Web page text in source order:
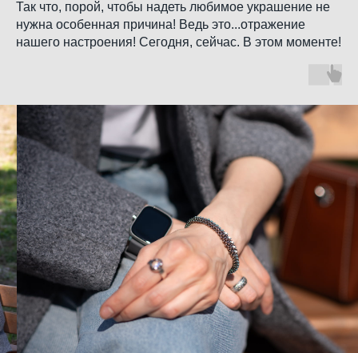
Так что, порой, чтобы надеть любимое украшение не
нужна особенная причина! Ведь это...отражение
нашего настроения! Сегодня, сейчас. В этом моменте!